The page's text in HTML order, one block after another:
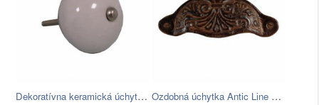
Dekoratívna keramická úchytka Antic… Ozdobná úchytka Antic Line Chest